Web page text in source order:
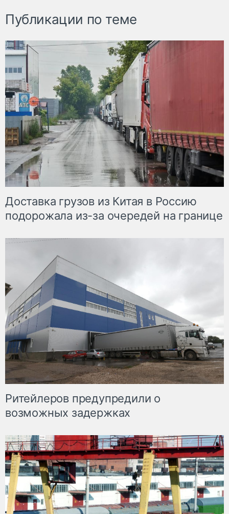
Публикации по теме
Доставка грузов из Китая в Россию
подорожала из-за очередей на границе
Ритейлеров предупредили о
возможных задержках